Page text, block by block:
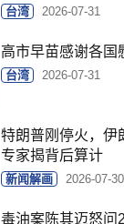
台湾 2026-07-31
高市早苗感谢各国
台湾 2026-07-31
特朗普刚停火，伊
专家揭背后算计
新闻解画 2026-07-30
毒油案陈其迈怒问